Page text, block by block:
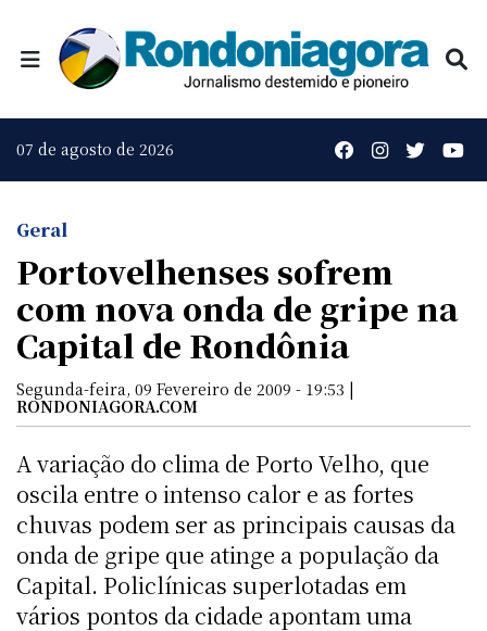
07 de agosto de 2026
Geral
Portovelhenses sofrem
com nova onda de gripe na
Capital de Rondônia
Segunda-feira, 09 Fevereiro de 2009 - 19:53 |
RONDONIAGORA.COM
A variação do clima de Porto Velho, que
oscila entre o intenso calor e as fortes
chuvas podem ser as principais causas da
onda de gripe que atinge a população da
Capital. Policlínicas superlotadas em
vários pontos da cidade apontam uma